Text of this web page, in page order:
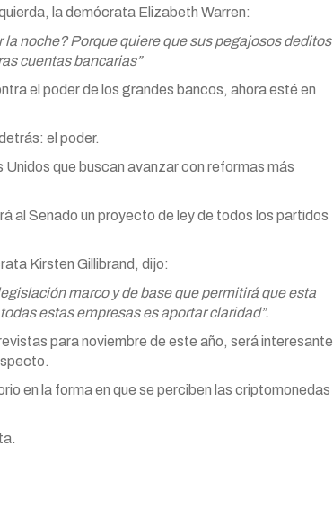
la demócrata Elizabeth Warren:
noche? Porque quiere que sus pegajosos deditos
cuentas bancarias”
el poder de los grandes bancos, ahora esté en
el poder.
que buscan avanzar con reformas más
al Senado un proyecto de ley de todos los partidos
Kirsten Gillibrand, dijo:
marco y de base que permitirá que esta
estas empresas es aportar claridad”.
para noviembre de este año, será interesante
en la forma en que se perciben las criptomonedas